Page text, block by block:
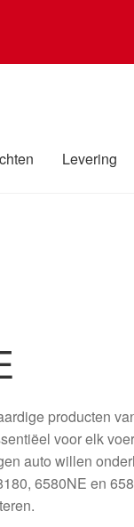
Levering
producten
voor elk
auto willen
6580NE en